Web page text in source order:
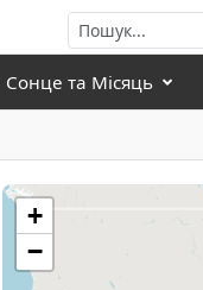
Сонце та Місяць
+
−